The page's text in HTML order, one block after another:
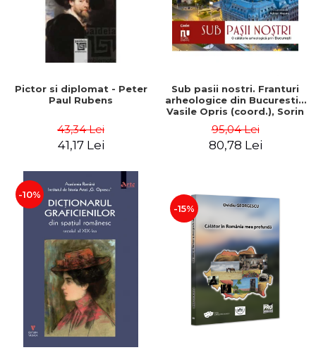
Pictor si diplomat - Peter
Paul Rubens
43,34 Lei
41,17 Lei
Sub pasii nostri. Franturi
arheologice din Bucuresti -
Vasile Opris (coord.), Sorin
Elena Gavrila
95,04 Lei
80,78 Lei
-10%
-15%